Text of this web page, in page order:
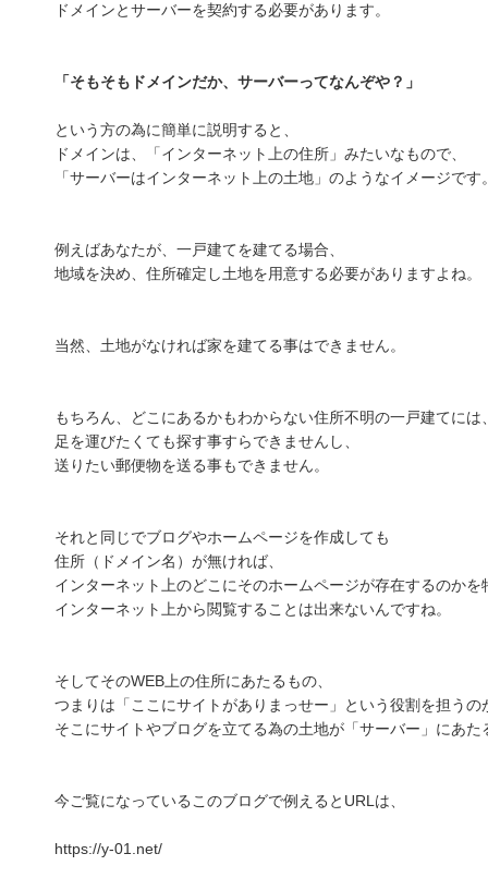
ドメインとサーバーを契約する必要があります。
「そもそもドメインだか、サーバーってなんぞや？」
という方の為に簡単に説明すると、
ドメインは、「インターネット上の住所」みたいなもので、
「サーバーはインターネット上の土地」のようなイメージです
例えばあなたが、一戸建てを建てる場合、
地域を決め、住所確定し土地を用意する必要がありますよね。
当然、土地がなければ家を建てる事はできません。
もちろん、どこにあるかもわからない住所不明の一戸建てには
足を運びたくても探す事すらできませんし、
送りたい郵便物を送る事もできません。
それと同じでブログやホームページを作成しても
住所（ドメイン名）が無ければ、
インターネット上のどこにそのホームページが存在するのかを
インターネット上から閲覧することは出来ないんですね。
そしてそのWEB上の住所にあたるもの、
つまりは「ここにサイトがありまっせー」という役割を担う
そこにサイトやブログを立てる為の土地が「サーバー」にあた
今ご覧になっているこのブログで例えるとURLは、
https://y-01.net/